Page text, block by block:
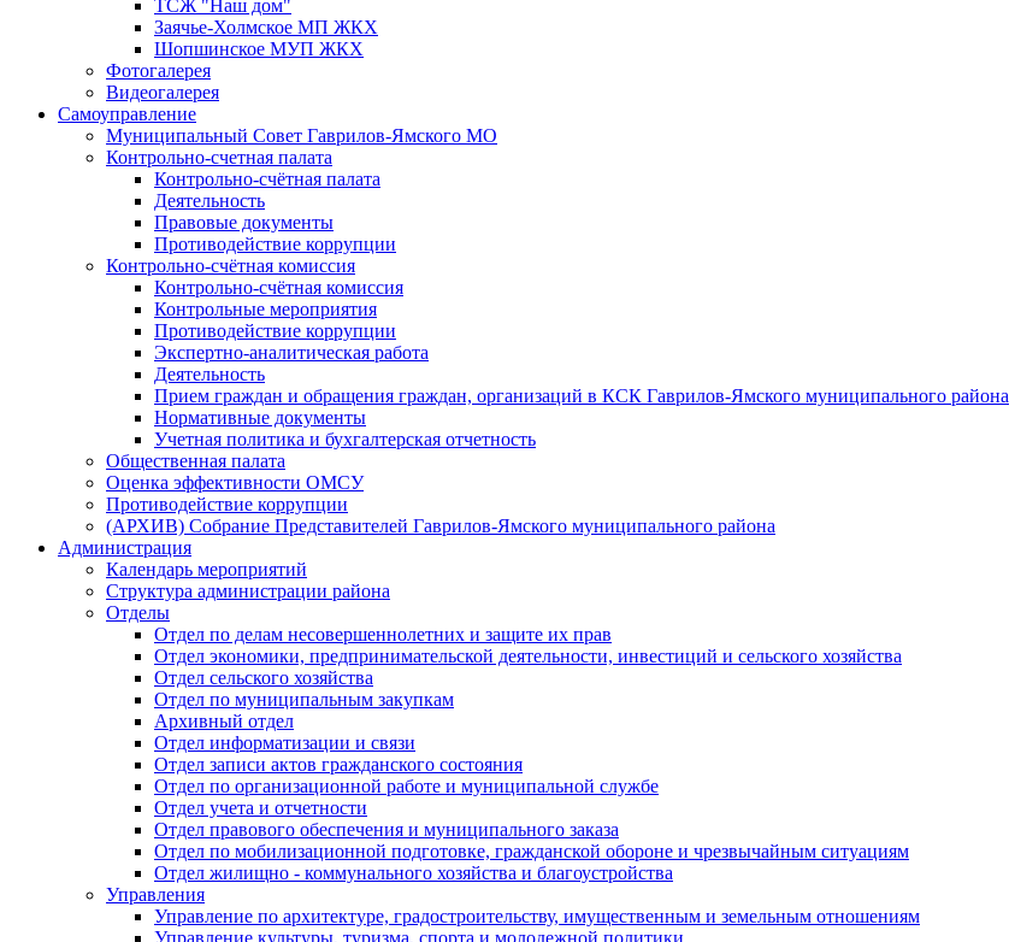
ТСЖ "Наш дом"
Заячье-Холмское МП ЖКХ
Шопшинское МУП ЖКХ
Фотогалерея
Видеогалерея
Самоуправление
Муниципальный Совет Гаврилов-Ямского МО
Контрольно-счетная палата
Контрольно-счётная палата
Деятельность
Правовые документы
Противодействие коррупции
Контрольно-счётная комиссия
Контрольно-счётная комиссия
Контрольные мероприятия
Противодействие коррупции
Экспертно-аналитическая работа
Деятельность
Прием граждан и обращения граждан, организаций в КСК Гаврилов-Ямского муниципального района
Нормативные документы
Учетная политика и бухгалтерская отчетность
Общественная палата
Оценка эффективности ОМСУ
Противодействие коррупции
(АРХИВ) Собрание Представителей Гаврилов-Ямского муниципального района
Администрация
Календарь мероприятий
Структура администрации района
Отделы
Отдел по делам несовершеннолетних и защите их прав
Отдел экономики, предпринимательской деятельности, инвестиций и сельского хозяйства
Отдел сельского хозяйства
Отдел по муниципальным закупкам
Архивный отдел
Отдел информатизации и связи
Отдел записи актов гражданского состояния
Отдел по организационной работе и муниципальной службе
Отдел учета и отчетности
Отдел правового обеспечения и муниципального заказа
Отдел по мобилизационной подготовке, гражданской обороне и чрезвычайным ситуациям
Отдел жилищно - коммунального хозяйства и благоустройства
Управления
Управление по архитектуре, градостроительству, имущественным и земельным отношениям
Управление культуры, туризма, спорта и молодежной политики